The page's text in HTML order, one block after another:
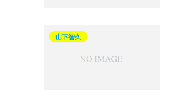
山下智久